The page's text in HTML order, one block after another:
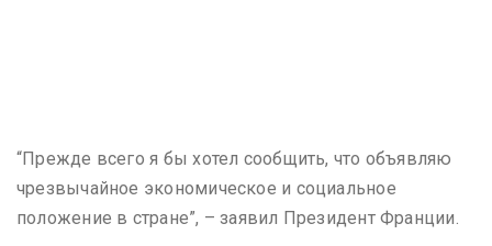
“Прежде всего я бы хотел сообщить, что объявляю
чрезвычайное экономическое и социальное
положение в стране”, – заявил Президент Франции.